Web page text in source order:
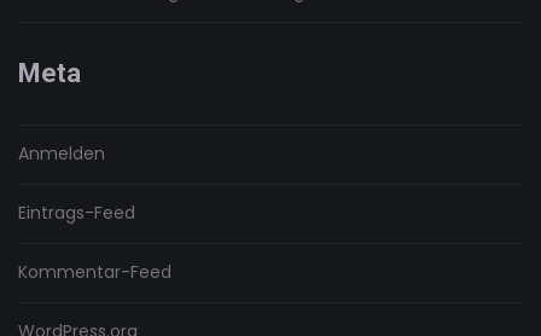
Meta
Anmelden
Eintrags-Feed
Kommentar-Feed
WordPress.org